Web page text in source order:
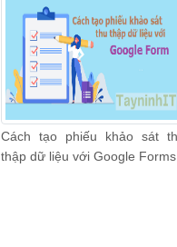
Cách tạo phiếu khảo sát
thập dữ liệu với Google Forms